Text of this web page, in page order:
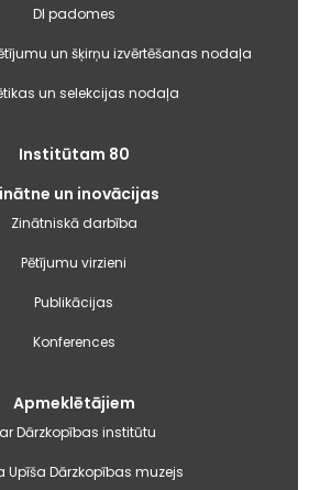
DI padomes
un šķirņu izvērtēšanas nodaļa
un selekcijas nodaļa
Institūtam 80
un inovācijas
Zinātniskā darbība
Pētījumu virzieni
Publikācijas
Konferences
Apmeklētājiem
Dārzkopības institūtu
Upīša Dārzkopības muzejs